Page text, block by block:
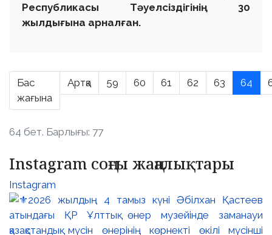
Республикасы Тәуелсіздігінің 30
жылдығына арналған.
Бас
жағына
Артқа 59 60 61 62 63 64
64 бет. Барлығы: 77
Instagram соңғы жаңалықтары
Instagram